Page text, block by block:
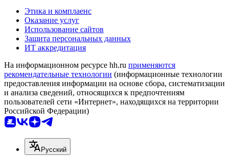
Этика и комплаенс
Оказание услуг
Использование сайтов
Защита персональных данных
ИТ аккредитация
На информационном ресурсе hh.ru применяются
рекомендательные технологии (информационные технологии
предоставления информации на основе сбора, систематизации
и анализа сведений, относящихся к предпочтениям
пользователей сети «Интернет», находящихся на территории
Российской Федерации)
Русский